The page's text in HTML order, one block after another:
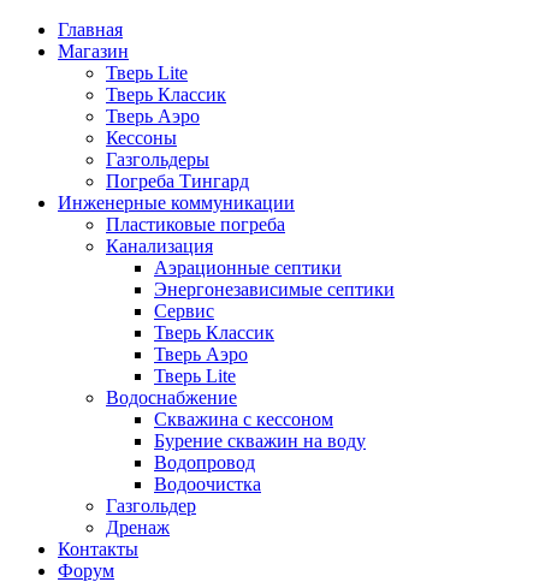
Главная
Магазин
Тверь Lite
Тверь Классик
Тверь Аэро
Кессоны
Газгольдеры
Погреба Тингард
Инженерные коммуникации
Пластиковые погреба
Канализация
Аэрационные септики
Энергонезависимые септики
Сервис
Тверь Классик
Тверь Аэро
Тверь Lite
Водоснабжение
Скважина с кессоном
Бурение скважин на воду
Водопровод
Водоочистка
Газгольдер
Дренаж
Контакты
Форум